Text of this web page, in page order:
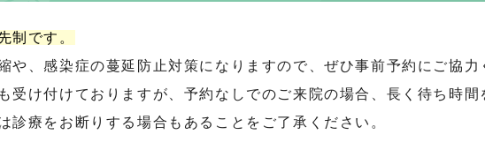
制です。
や、感染症の蔓延防止対策になりますので、ぜひ事前予約にご協力
受け付けておりますが、予約なしでのご来院の場合、長く待ち時
診療をお断りする場合もあることをご了承ください。